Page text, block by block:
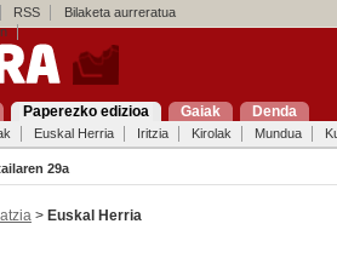
RSS Bilaketa aurreratua
Paperezko edizioa Gaiak Denda
Euskal Herria Iritzia Kirolak Mundua
29a
> Euskal Herria